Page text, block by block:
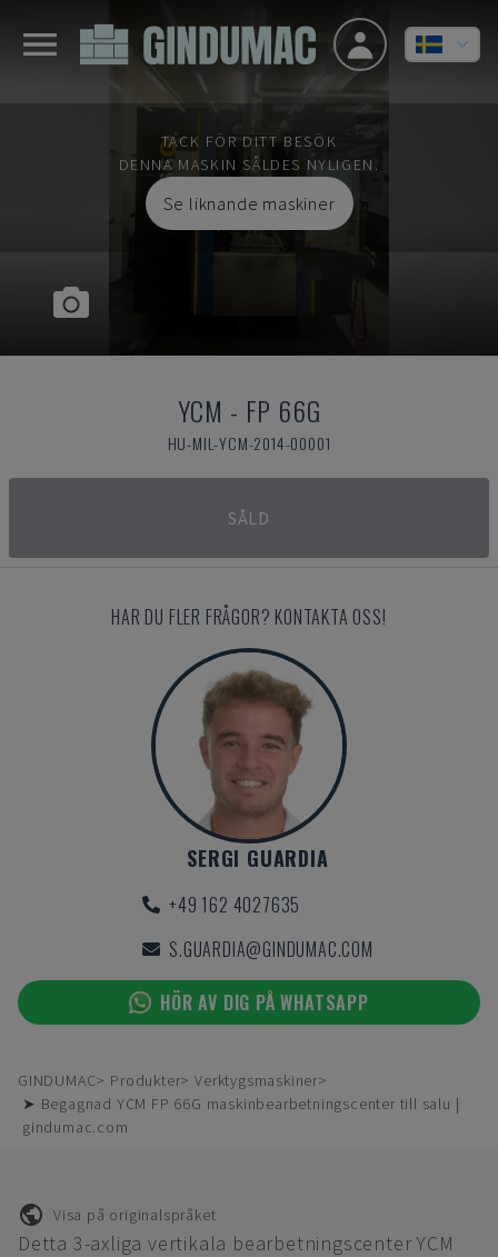
TACK FÖR DITT BESÖK
DENNA MASKIN SÅLDES NYLIGEN.
Se liknande maskiner
YCM - FP 66G
HU-MIL-YCM-2014-00001
SÅLD
HAR DU FLER FRÅGOR? KONTAKTA OSS!
SERGI GUARDIA
+49 162 4027635
S.GUARDIA@GINDUMAC.COM
HÖR AV DIG PÅ WHATSAPP
GINDUMAC Produkter
Verktygsmaskiner
➤ Begagnad YCM FP 66G maskinbearbetningscenter till salu |
gindumac.com
Visa på originalspråket
Detta 3-axliga vertikala bearbetningscenter YCM